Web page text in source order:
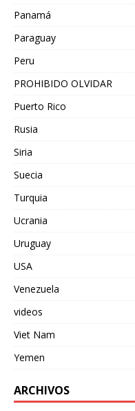
Panamá
Paraguay
Peru
PROHIBIDO OLVIDAR
Puerto Rico
Rusia
Siria
Suecia
Turquia
Ucrania
Uruguay
USA
Venezuela
videos
Viet Nam
Yemen
ARCHIVOS